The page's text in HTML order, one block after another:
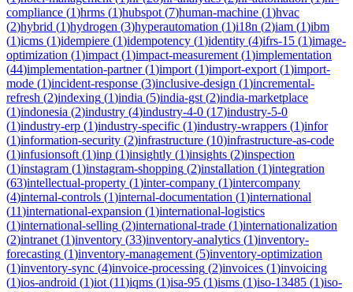
compliance (1)hrms (1)hubspot (7)human-machine (1)hvac
(2)hybrid (1)hydrogen (3)hyperautomation (1)i18n (2)iam (1)ibm
(1)icms (1)idempiere (1)idempotency (1)identity (4)ifrs-15 (1)image-
optimization (1)impact (1)impact-measurement (1)implementation
(44)implementation-partner(1)import (1)import-export (1)import-
mode (1)incident-response (3)inclusive-design (1)incremental-
refresh (2)indexing (1)india (5)india-gst (2)india-marketplace
(1)indonesia (2)industry (4)industry-4-0 (17)industry-5-0
(1)industry-erp (1)industry-specific (1)industry-wrappers (1)infor
(1)information-security (2)infrastructure (10)infrastructure-as-code
(1)infusionsoft (1)inp (1)insightly (1)insights (2)inspection
(1)instagram (1)instagram-shopping (2)installation (1)integration
(63)intellectual-property (1)inter-company (1)intercompany
(4)internal-controls (1)internal-documentation (1)international
(11)international-expansion (1)international-logistics
(1)international-selling (2)international-trade (1)internationalization
(2)intranet (1)inventory (33)inventory-analytics (1)inventory-
forecasting (1)inventory-management (5)inventory-optimization
(1)inventory-sync (4)invoice-processing (2)invoices (1)invoicing
(1)ios-android (1)iot (11)iqms (1)isa-95 (1)isms (1)iso-13485 (1)iso-